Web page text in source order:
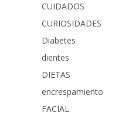
CUIDADOS
CURIOSIDADES
Diabetes
dientes
DIETAS
encrespamiento
FACIAL